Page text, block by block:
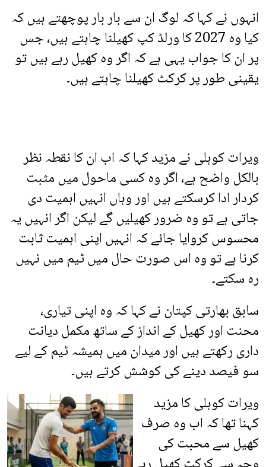
انہوں نے کہا کہ لوگ ان سے بار بار پوچھتے ہیں کہ
کیا وہ 2027 کا ورلڈ کپ کھیلنا چاہتے ہیں، جس
پر ان کا جواب یہی ہے کہ اگر وہ کھیل رہے ہیں تو
یقینی طور پر کرکٹ کھیلنا چاہتے ہیں۔
ویرات کوہلی نے مزید کہا کہ اب ان کا نقطہ نظر
بالکل واضح ہے، اگر وہ کسی ماحول میں مثبت
کردار ادا کرسکتے ہیں اور وہاں انہیں اہمیت دی
جاتی ہے تو وہ ضرور کھیلیں گے لیکن اگر انہیں یہ
محسوس کروایا جائے کہ انہیں اپنی اہمیت ثابت
کرنا ہے تو وہ اس صورت حال میں ٹیم میں نہیں
رہ سکتے۔
سابق بھارتی کپتان نے کہا کہ وہ اپنی تیاری،
محنت اور کھیل کے انداز کے ساتھ مکمل دیانت
داری رکھتے ہیں اور میدان میں ہمیشہ ٹیم کے لیے
سو فیصد دینے کی کوشش کرتے ہیں۔
ویرات کوہلی کا مزید
کہنا تھا کہ اب وہ صرف
کھیل سے محبت کی